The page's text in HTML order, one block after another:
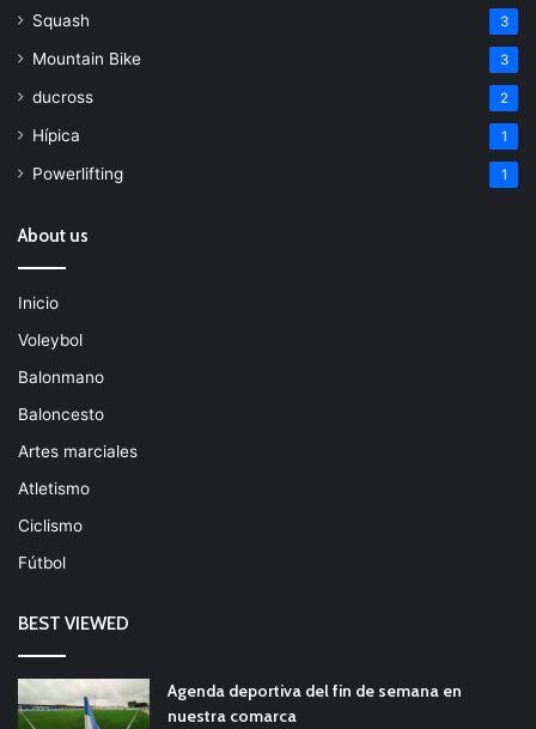
Squash 3
Mountain Bike 3
ducross 2
Hípica 1
Powerlifting 1
About us
Inicio
Voleybol
Balonmano
Baloncesto
Artes marciales
Atletismo
Ciclismo
Fútbol
BEST VIEWED
Agenda deportiva del fin de semana en
nuestra comarca